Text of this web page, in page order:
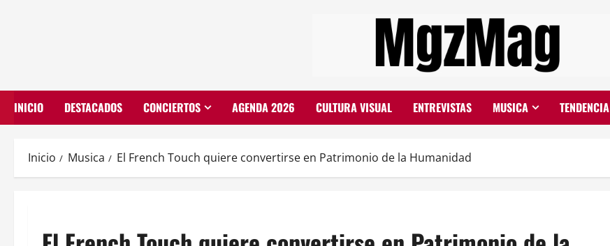
INICIO DESTACADOS CONCIERTOS AGENDA 2026 CULTURA VISUAL ENTREVISTAS MUSICA TENDENCIA
Inicio Musica El French Touch quiere convertirse en Patrimonio de la Humanidad